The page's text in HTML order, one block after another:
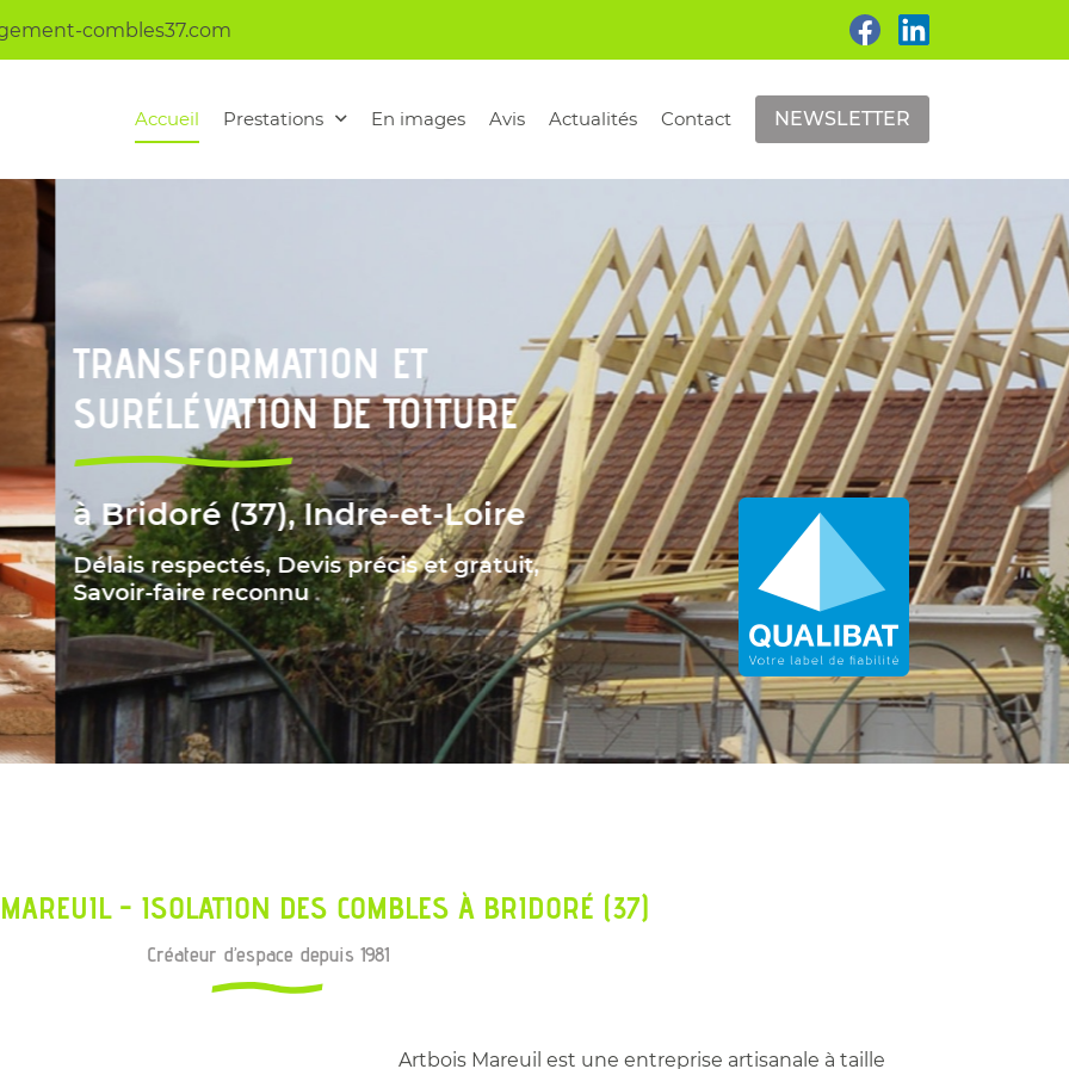
Accueil Prestations En images Avis Actualités Contact NEWSLETTER
moment
- ISOLATION DES COMBLES À BRIDORÉ (37)
Créateur d’espace depuis 1981
Artbois Mareuil est une entreprise artisanale à taille